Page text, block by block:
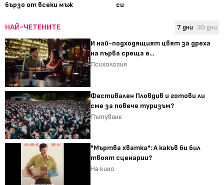
бързо от всеки мъж
си
НАЙ-ЧЕТЕНИТЕ 7 дни 30 дни
И най-подходящият цвят за дреха
на първа среща е...
Психология
Фестивален Пловдив и готови ли
сме за повече туризъм?
Пътуване
"Мъртва хватка": А какъв би бил
твоят сценарии?
На кино